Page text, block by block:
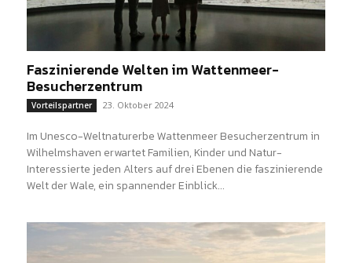
Faszinierende Welten im Wattenmeer-
Besucherzentrum
Vorteilspartner 23. Oktober 2024
Im Unesco-Weltnaturerbe Wattenmeer Besucherzentrum in
Wilhelmshaven erwartet Familien, Kinder und Natur-
Interessierte jeden Alters auf drei Ebenen die faszinierende
Welt der Wale, ein spannender Einblick...